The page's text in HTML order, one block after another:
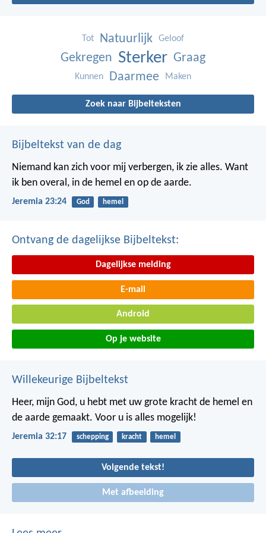
Tot Natuurlijk Geloof
Gekregen Sterker Graag
Kunnen Daarmee Maken
Zoek naar Bijbelteksten
Bijbeltekst van de dag
Niemand kan zich voor mij verbergen, ik zie alles. Want
ik ben overal, in de hemel en op de aarde.
Jeremia 23:24 God hemel
Ontvang de dagelijkse Bijbeltekst:
Dagelijkse melding
E-mail
Android
Op je website
Willekeurige Bijbeltekst
Heer, mijn God, u hebt met uw grote kracht de hemel en
de aarde gemaakt. Voor u is alles mogelijk!
Jeremia 32:17 schepping kracht hemel
Volgende tekst!
Met afbeelding